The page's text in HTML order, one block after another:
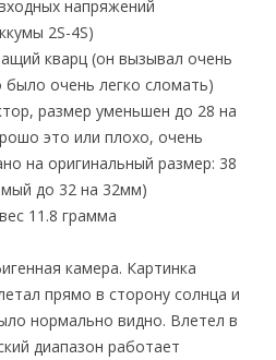
напряжений
2S-4S)
кварц (он вызывал очень
очень легко сломать)
размер уменьшен до 28 на
это или плохо, очень
на оригинальный размер: 38
до 32 на 32мм)
11.8 грамма
камера. Картинка
прямо в сторону солнца и
нормально видно. Влетел в
диапазон работает